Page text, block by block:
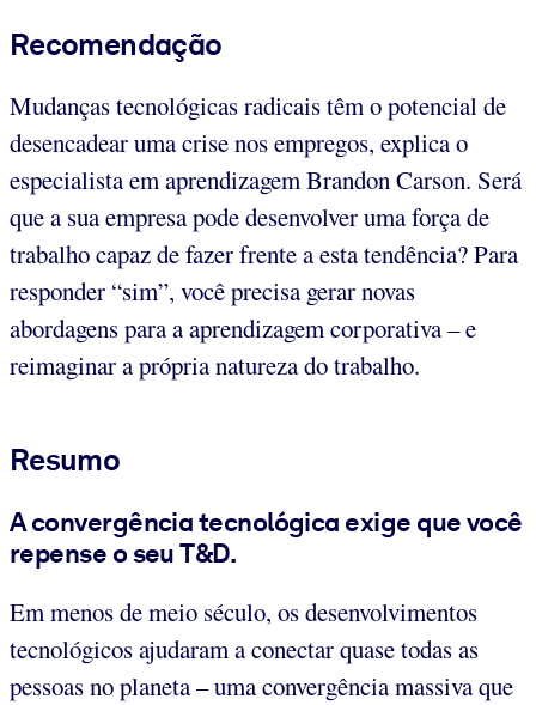
Recomendação
Mudanças tecnológicas radicais têm o potencial de
desencadear uma crise nos empregos, explica o
especialista em aprendizagem Brandon Carson. Será
que a sua empresa pode desenvolver uma força de
trabalho capaz de fazer frente a esta tendência? Para
responder “sim”, você precisa gerar novas
abordagens para a aprendizagem corporativa – e
reimaginar a própria natureza do trabalho.
Resumo
A convergência tecnológica exige que você
repense o seu T&D.
Em menos de meio século, os desenvolvimentos
tecnológicos ajudaram a conectar quase todas as
pessoas no planeta – uma convergência massiva que